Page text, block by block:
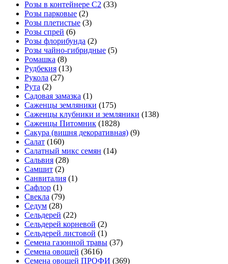
Розы в контейнере С2 (33)
Розы парковые (2)
Розы плетистые (3)
Розы спрей (6)
Розы флорибунда (2)
Розы чайно-гибридные (5)
Ромашка (8)
Рудбекия (13)
Рукола (27)
Рута (2)
Садовая замазка (1)
Саженцы земляники (175)
Саженцы клубники и земляники (138)
Саженцы Питомник (1828)
Сакура (вишня декоративная) (9)
Салат (160)
Салатный микс семян (14)
Сальвия (28)
Самшит (2)
Санвиталия (1)
Сафлор (1)
Свекла (79)
Седум (28)
Сельдерей (22)
Сельдерей корневой (2)
Сельдерей листовой (1)
Семена газонной травы (37)
Семена овощей (3616)
Семена овощей ПРОФИ (369)